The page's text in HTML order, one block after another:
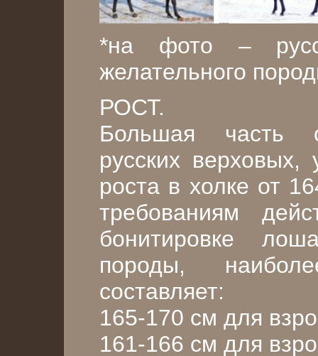
*на фото –
желательного
РОСТ.
Большая часть
русских верховых,
роста в холке от
требованиям
бонитировке
породы,
составляет:
165-170 см для
161-166 см для